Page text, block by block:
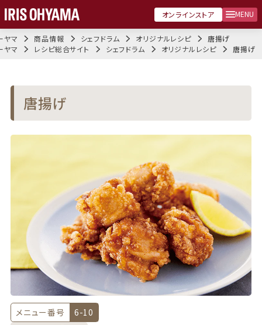
オンラインストア MENU
ヤマ 商品情報 シェフドラム オリジナルレシピ
唐揚げ
ヤマ
レシピ総合サイト シェフドラム オリジナルレシピ 唐揚げ
唐揚げ
メニュー番号 6-10